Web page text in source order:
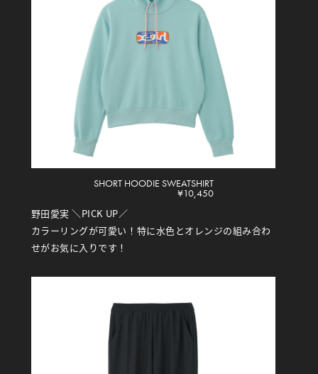
SHORT HOODIE SWEATSHIRT
¥10,450
野田愛実 ＼PICK UP／
カラーリングが可愛い！特に水色とオレンジの組み合わ
せがお気に入りです！